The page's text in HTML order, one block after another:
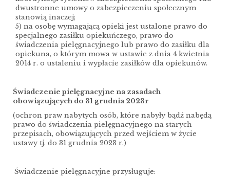
dwustronne umowy o zabezpieczeniu społecznym
stanowią inaczej;
5) na osobę wymagającą opieki jest ustalone prawo do
specjalnego zasiłku opiekuńczego, prawo do
świadczenia pielęgnacyjnego lub prawo do zasiłku dla
opiekuna, o którym mowa w ustawie z dnia 4 kwietnia
2014 r. o ustaleniu i wypłacie zasiłków dla opiekunów.
Świadczenie pielęgnacyjne na zasadach
obowiązujących do 31 grudnia 2023r
(ochron praw nabytych osób, które nabyły bądź nabędą
prawo do świadczenia pielęgnacyjnego na starych
przepisach, obowiązujących przed wejściem w życie
ustawy tj. do 31 grudnia 2023 r.)
Świadczenie pielęgnacyjne przysługuje: